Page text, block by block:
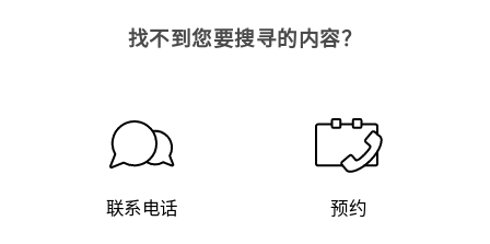
找不到您要搜寻的内容？
联系电话 预约